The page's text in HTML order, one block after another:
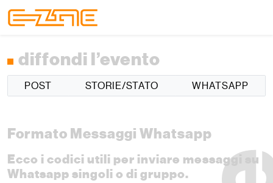
diffondi l’evento
POST STORIE/STATO WHATSAPP
Formato Messaggi Whatsapp
Ecco i codici utili per inviare messaggi su
Whatsapp singoli o di gruppo.